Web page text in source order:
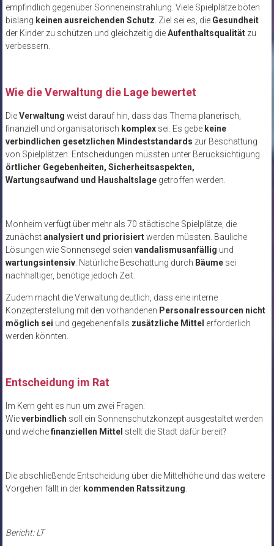
empfindlich gegenüber Sonneneinstrahlung. Viele Spielplätze böten
bislang keinen ausreichenden Schutz . Ziel sei es, die Gesundheit
der Kinder zu schützen und gleichzeitig dieAufenthaltsqualitätzu
verbessern.
Wie die Verwaltung die Lage bewertet
DieVerwaltung weist darauf hin, dass das Thema planerisch,
finanziell und organisatorisch komplexsei. Es gebe keine
verbindlichen gesetzlichen Mindeststandards zur Beschattung
von Spielplätzen. Entscheidungen müssten unter Berücksichtigung
örtlicher Gegebenheiten, Sicherheitsaspekten,
Wartungsaufwand und Haushaltslagegetroffen werden.
Monheim verfügt über mehr als 70 städtische Spielplätze, die
zunächstanalysiert und priorisiertwerden müssten. Bauliche
Lösungen wie Sonnensegel seien vandalismusanfällig und
wartungsintensiv. Natürliche Beschattung durch Bäumesei
nachhaltiger, benötige jedoch Zeit.
Zudem macht die Verwaltung deutlich, dass eine interne
Konzepterstellung mit den vorhandenen Personalressourcen nicht
möglich sei und gegebenenfalls zusätzliche Mittel erforderlich
werden könnten.
Entscheidung im Rat
Im Kern geht es nun um zwei Fragen:
Wieverbindlich soll ein Sonnenschutzkonzept ausgestaltet werden
und welchefinanziellen Mittel stellt die Stadt dafür bereit?
Die abschließende Entscheidung über die Mittelhöhe und das weitere
Vorgehen fällt in der kommenden Ratssitzung
Bericht: LT